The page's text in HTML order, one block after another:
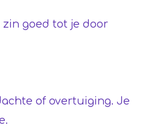
zin goed tot je door
of overtuiging. Je